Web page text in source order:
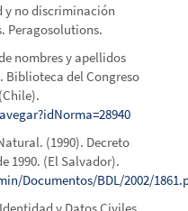
y no discriminación
Peragosolutions.
nombres y apellidos
Biblioteca del Congreso
(1990). Decreto
1990. (El Salvador).
Documentos/BDL/2002/